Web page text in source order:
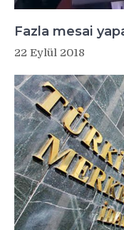
Fazla mesai
22 Eylül 2018